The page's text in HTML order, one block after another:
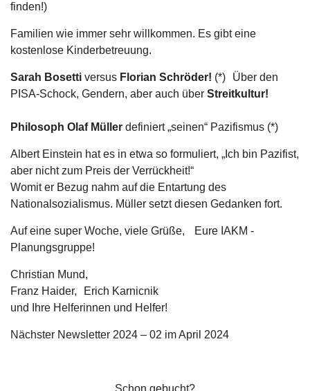
finden!)
Familien wie immer sehr willkommen. Es gibt eine
kostenlose Kinderbetreuung.
Sarah Bosetti versus Florian Schröder! (*) Über den
PISA-Schock, Gendern, aber auch über Streitkultur!
Philosoph Olaf Müller definiert „seinen“ Pazifismus (*)
Albert Einstein hat es in etwa so formuliert, „Ich bin Pazifist,
aber nicht zum Preis der Verrückheit!“
Womit er Bezug nahm auf die Entartung des
Nationalsozialismus. Müller setzt diesen Gedanken fort.
Auf eine super Woche, viele Grüße, Eure IAKM -
Planungsgruppe!
Christian Mund,
Franz Haider, Erich Karnicnik
und Ihre Helferinnen und Helfer!
Nächster Newsletter 2024 – 02 im April 2024
Schon gebucht?